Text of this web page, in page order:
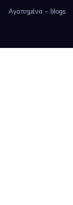
Αγαπημένα – blogs